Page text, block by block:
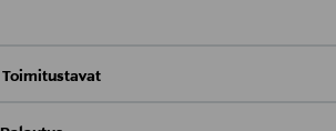
Toimitustavat